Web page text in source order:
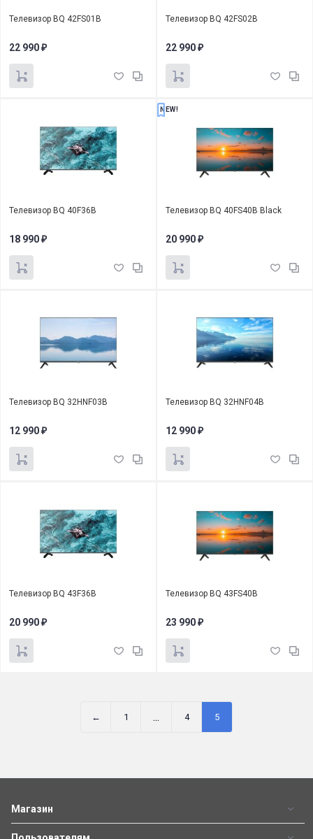
Телевизор BQ 42FS01B
22 990 ₽
Телевизор BQ 42FS02B
22 990 ₽
Телевизор BQ 40F36B
18 990 ₽
NEW!
Телевизор BQ 40FS40B Black
20 990 ₽
Телевизор BQ 32HNF03B
12 990 ₽
Телевизор BQ 32HNF04B
12 990 ₽
Телевизор BQ 43F36B
20 990 ₽
Телевизор BQ 43FS40B
23 990 ₽
← 1 ... 4 5
Магазин